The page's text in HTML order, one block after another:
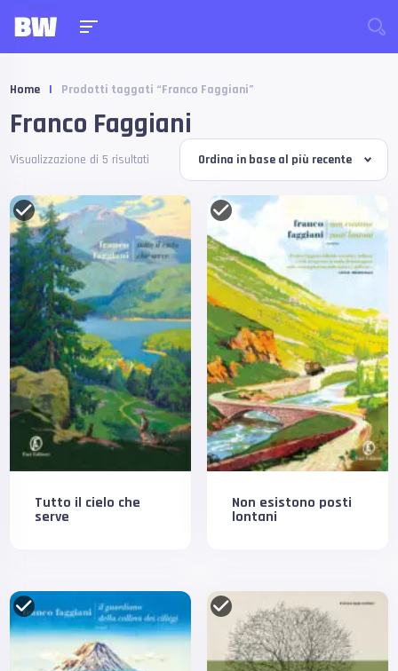
Home | Prodotti taggati “Franco Faggiani”
Franco Faggiani
Visualizzazione di 5 risultati
Tutto il cielo che
serve
Non esistono posti
lontani